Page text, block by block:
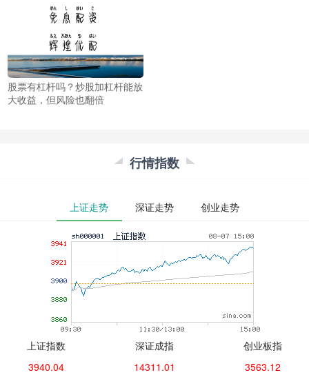
股票有杠杆吗？炒股加杠杆能放
大收益，但风险也翻倍
行情指数
上证走势 深证走势 创业走势
上证指数
3940.04
深证成指
14311.01
创业板指
3563.12